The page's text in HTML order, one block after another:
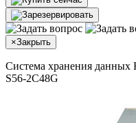
×Закрыть
Система хранения данных
S56-2C48G